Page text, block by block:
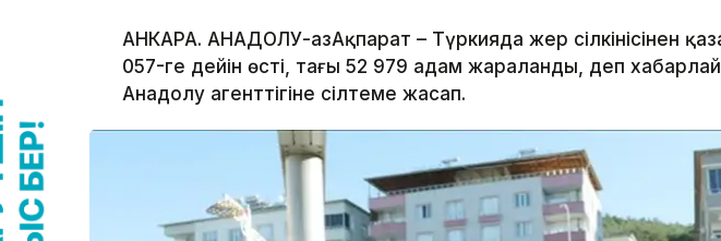
АНКАРА. АНАДОЛУ-ҚазАқпарат – Түркияда жер сілкінісінен
057-ге дейін өсті, тағы 52 979 адам жараланды, деп
Анадолу агенттігіне сілтеме жасап.